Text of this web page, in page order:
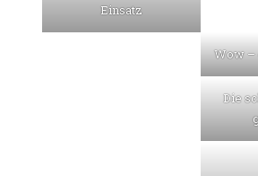
Einsatz
Wow –
Die